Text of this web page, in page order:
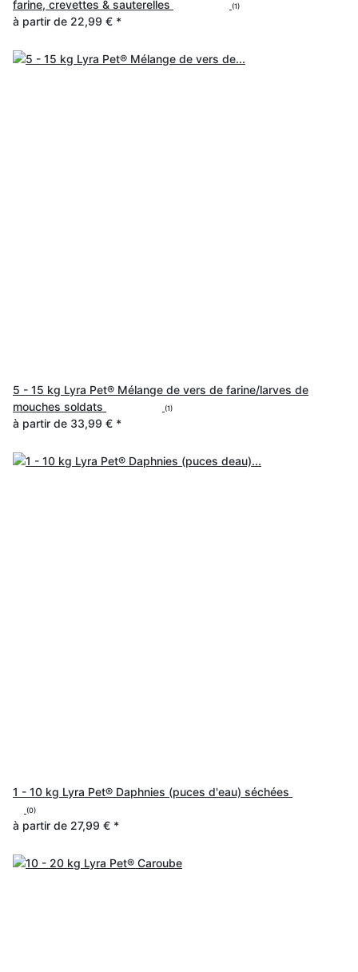
farine, crevettes & sauterelles (1)
à partir de 22,99 € *
5 - 15 kg Lyra Pet® Mélange de vers de farine/larves de
mouches soldats
(1)
à partir de 33,99 € *
1 - 10 kg Lyra Pet® Daphnies (puces d'eau) séchées
(0)
à partir de 27,99 € *